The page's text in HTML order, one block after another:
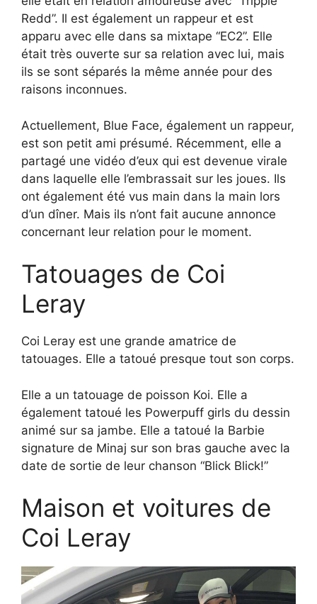
Redd”. Il est également un rappeur et est
apparu avec elle dans sa mixtape “EC2”. Elle
était très ouverte sur sa relation avec lui, mais
ils se sont séparés la même année pour des
raisons inconnues.
Actuellement, Blue Face, également un rappeur,
est son petit ami présumé. Récemment, elle a
partagé une vidéo d’eux qui est devenue virale
dans laquelle elle l’embrassait sur les joues. Ils
ont également été vus main dans la main lors
d’un dîner. Mais ils n’ont fait aucune annonce
concernant leur relation pour le moment.
Tatouages de Coi
Leray
Coi Leray est une grande amatrice de
tatouages. Elle a tatoué presque tout son corps.
Elle a un tatouage de poisson Koi. Elle a
également tatoué les Powerpuff girls du dessin
animé sur sa jambe. Elle a tatoué la Barbie
signature de Minaj sur son bras gauche avec la
date de sortie de leur chanson “Blick Blick!”
Maison et voitures de
Coi Leray